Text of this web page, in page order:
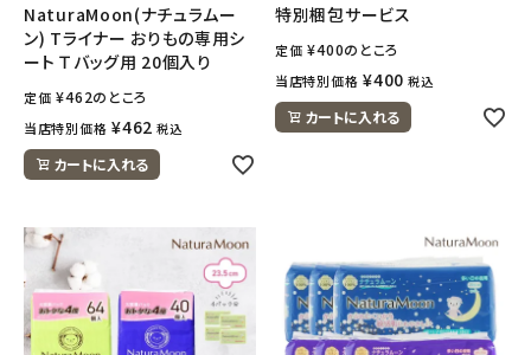
NaturaMoon(ナチュラムー
ン) Tライナー おりもの専用シ
ート Ｔバッグ用 20個入り
定価 ¥462のところ
当店特別価格 ¥462 税込
カートに入れる
特別梱包サービス
定価 ¥400のところ
当店特別価格 ¥400 税込
カートに入れる